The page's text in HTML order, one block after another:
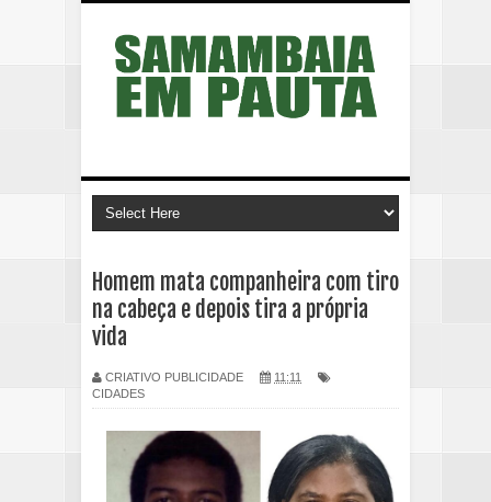
Homem mata companheira com tiro
na cabeça e depois tira a própria
vida
CRIATIVO PUBLICIDADE
11:11
CIDADES